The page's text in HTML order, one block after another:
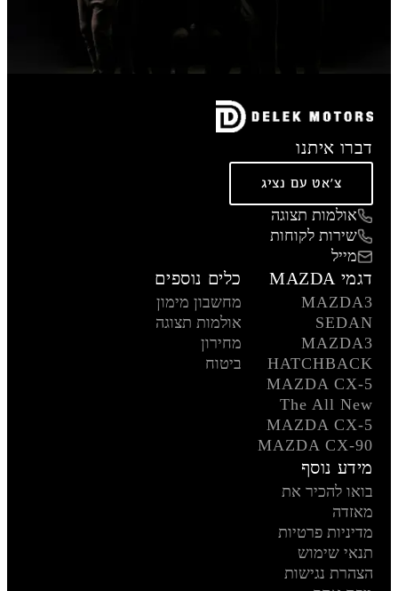
דברו איתנו
צ'אט עם נציג
אולמות תצוגה
שירות לקוחות
מייל
דגמי MAZDA
MAZDA3
SEDAN
MAZDA3
HATCHBACK
MAZDA CX-5
The All New
MAZDA CX-5
MAZDA CX-90
כלים נוספים
מחשבון מימון
אולמות תצוגה
מחירון
ביטוח
מידע נוסף
בואו להכיר את
מאזדה
מדיניות פרטיות
תנאי שימוש
הצהרת נגישות